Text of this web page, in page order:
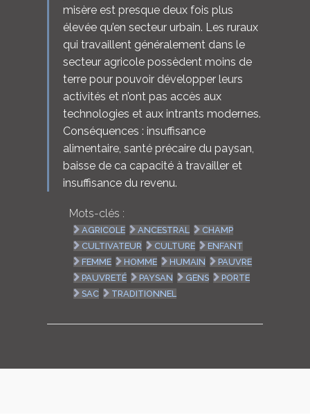
misère est presque deux fois plus
élevée qu’en secteur urbain. Les ruraux
qui travaillent généralement dans le
secteur agricole possèdent moins de
terre pour pouvoir développer leurs
activités et n’ont pas accès aux
technologies et aux intrants modernes.
Conséquences : insuffisance
alimentaire, santé précaire du paysan,
baisse de ca capacité à travailler et
insuffisance du revenu.
Mots-clés :
AGRICOLE ANCESTRAL
CHAMP
CULTIVATEUR
CULTURE
ENFANT
FEMME
HOMME HUMAIN
PAUVRE
PAUVRETÉ
PAYSAN GENS
PORTE
SAC
TRADITIONNEL